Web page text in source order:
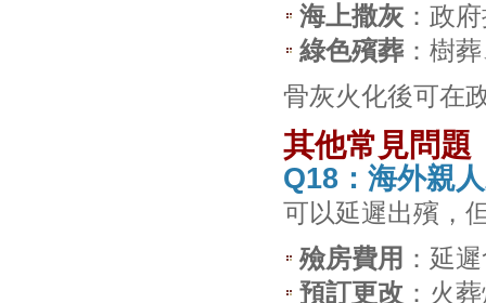
海上撒灰 ：政
綠色殯葬：樹
骨灰火化後可在
其他常見問題
Q18：海外親
可以延遲出殯，
殮房費用 ：延
預訂更改 ：火